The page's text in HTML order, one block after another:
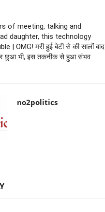
of meeting, talking and
daughter, this technology
| OMG! मरी हुई बेटी से की सालों बाद
छुआ भी, इस तकनीक से हुआ संभव
no2politics